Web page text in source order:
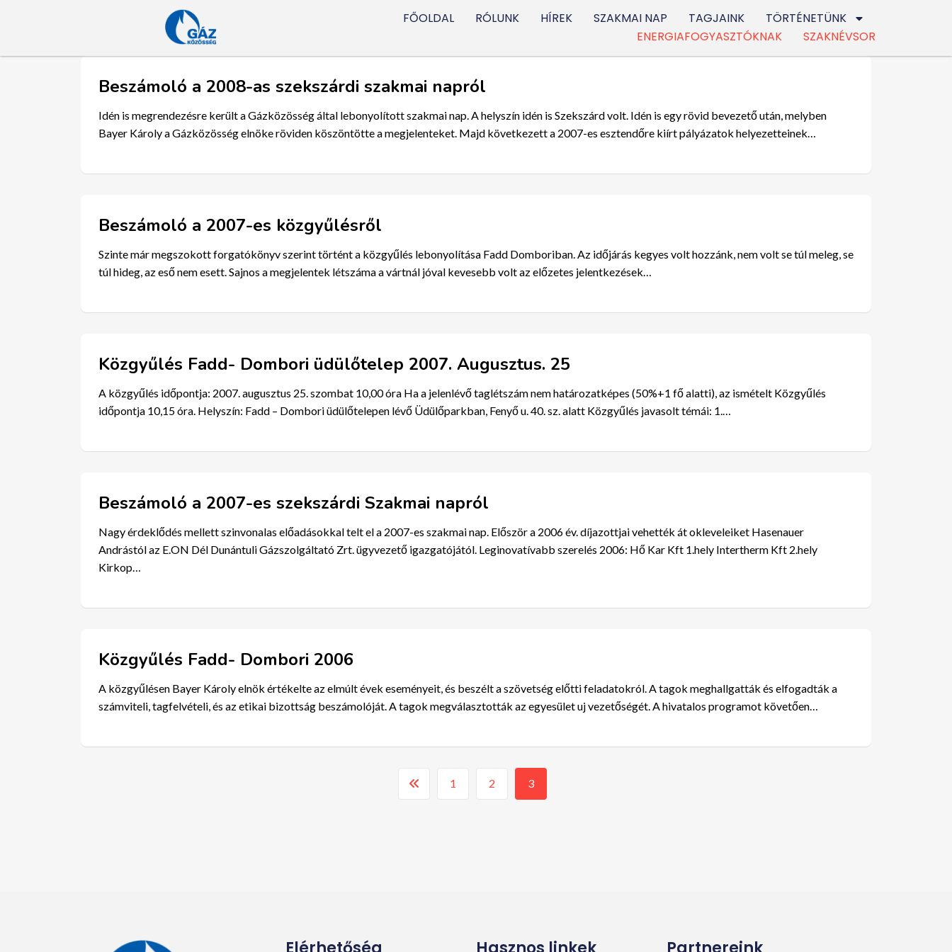
FŐOLDAL RÓLUNK HÍREK SZAKMAI NAP TAGJAINK
TÖRTÉNETÜNK
ENERGIAFOGYASZTÓKNAK
SZAKNÉVSOR
Beszámoló a 2008-as szekszárdi szakmai napról
Idén is megrendezésre került a Gázközösség által lebonyolított szakmai nap. A helyszín idén is Szekszárd volt. Idén is egy rövid bevezető után, melyben
Bayer Károly a Gázközösség elnöke röviden köszöntötte a megjelenteket. Majd következett a 2007-es esztendőre kiírt pályázatok helyezetteinek…
Beszámoló a 2007-es közgyűlésről
Szinte már megszokott forgatókönyv szerint történt a közgyűlés lebonyolítása Fadd Domboriban. Az időjárás kegyes volt hozzánk, nem volt se túl meleg, se
túl hideg, az eső nem esett. Sajnos a megjelentek létszáma a vártnál jóval kevesebb volt az előzetes jelentkezések…
Közgyűlés Fadd- Dombori üdülőtelep 2007. Augusztus. 25
A közgyűlés időpontja: 2007. augusztus 25. szombat 10,00 óra Ha a jelenlévő taglétszám nem határozatképes (50%+1 fő alatti), az ismételt Közgyűlés
időpontja 10,15 óra. Helyszín: Fadd – Dombori üdülőtelepen lévő Üdülőparkban, Fenyő u. 40. sz. alatt Közgyűlés javasolt témái: 1.…
Beszámoló a 2007-es szekszárdi Szakmai napról
Nagy érdeklődés mellett szinvonalas előadásokkal telt el a 2007-es szakmai nap. Először a 2006 év. díjazottjai vehették át okleveleiket Hasenauer
Andrástól az E.ON Dél Dunántuli Gázszolgáltató Zrt. ügyvezető igazgatójától. Leginovatívabb szerelés 2006: Hő Kar Kft 1.hely Intertherm Kft 2.hely
Kirkop…
Közgyűlés Fadd- Dombori 2006
A közgyűlésen Bayer Károly elnök értékelte az elmúlt évek eseményeit, és beszélt a szövetség előtti feladatokról. A tagok meghallgatták és elfogadták a
számviteli, tagfelvételi, és az etikai bizottság beszámolóját. A tagok megválasztották az egyesület uj vezetőségét. A hivatalos programot követően…
1 2 3